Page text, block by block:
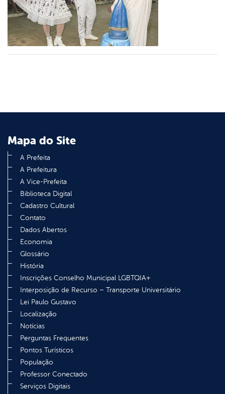
Mapa do Site
A Prefeita
A Prefeitura
A Vice-Prefeita
Biblioteca Digital
Cadastro Cultural
Contato
Dados Abertos
Economia
Glossário
História
Inscrições Conselho Municipal LGBTQIA+
Interposição de Recurso – Transporte Universitário
Lei Paulo Gustavo
Localização
Notícias
Perguntas Frequentes
Pontos Turísticos
População
Professor Conectado
Serviços Digitais